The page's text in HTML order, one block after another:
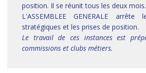
position. Il se réunit tous les deux mois.
L'ASSEMBLEE GENERALE arrête
stratégiques et les prises de position.
Le travail de ces instances est
commissions et clubs métiers.